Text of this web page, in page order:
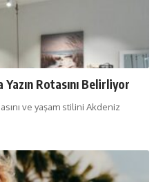
Rotasını Belirliyor
ve yaşam stilini Akdeniz